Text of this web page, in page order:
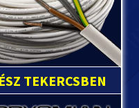
TEKERCSBEN